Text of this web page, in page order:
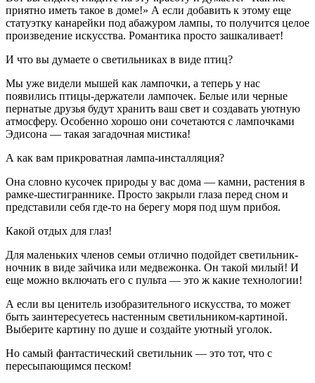
приятно иметь такое в доме!» А если добавить к этому еще
статуэтку канарейки под абажуром лампы, то получится целое
произведение искусства. Романтика просто зашкаливает!
И что вы думаете о светильниках в виде птиц?
Мы уже видели мышей как лампочки, а теперь у нас
появились птицы-держатели лампочек. Белые или черные
пернатые друзья будут хранить ваш свет и создавать уютную
атмосферу. Особенно хорошо они сочетаются с лампочками
Эдисона — такая загадочная мистика!
А как вам прикроватная лампа-инсталляция?
Она словно кусочек природы у вас дома — камни, растения в
рамке-шестиграннике. Просто закрыли глаза перед сном и
представили себя где-то на берегу моря под шум прибоя.
Какой отдых для глаз!
Для маленьких членов семьи отлично подойдет светильник-
ночник в виде зайчика или медвежонка. Он такой милый! И
еще можно включать его с пульта — это ж какие технологии!
А если вы ценитель изобразительного искусства, то может
быть заинтересуетесь настенным светильником-картиной.
Выберите картину по душе и создайте уютный уголок.
Но самый фантастический светильник — это тот, что с
пересыпающимся песком!